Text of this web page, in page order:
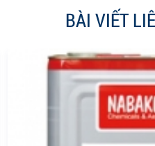
BÀI VIẾT